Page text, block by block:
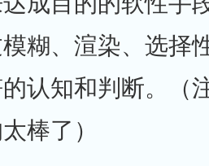
糊、渲染、选择
认知和判断。（
棒了）